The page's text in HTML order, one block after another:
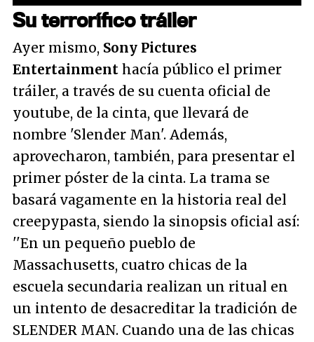
Su terrorífico tráiler
Ayer mismo, Sony Pictures
Entertainment hacía público el primer
tráiler, a través de su cuenta oficial de
youtube, de la cinta, que llevará de
nombre 'Slender Man'. Además,
aprovecharon, también, para presentar el
primer póster de la cinta. La trama se
basará vagamente en la historia real del
creepypasta, siendo la sinopsis oficial así:
''En un pequeño pueblo de
Massachusetts, cuatro chicas de la
escuela secundaria realizan un ritual en
un intento de desacreditar la tradición de
SLENDER MAN. Cuando una de las chicas